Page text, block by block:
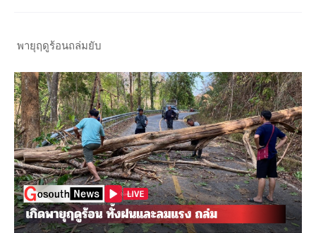
พายุฤดูร้อนถล่มยับ